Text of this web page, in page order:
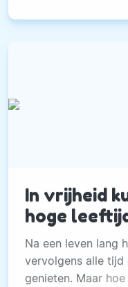
In vrijheid
hoge
Na een leven lang
vervolgens alle tijd
genieten. Maar